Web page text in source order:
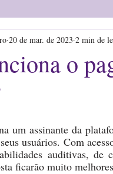
o
20 de mar. de 2023 2 min de
um assinante da
usuários. Com
auditivas, de
ficarão muito